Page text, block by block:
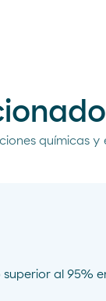
químicas
al 95%